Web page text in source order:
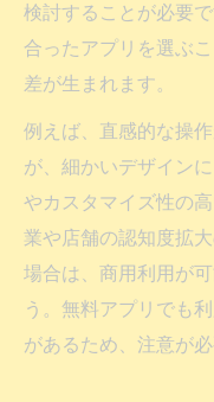
検討することが必要
合ったアプリを選ぶ
差が生まれます。
例えば、直感的な操
が、細かいデザイン
やカスタマイズ性の
業や店舗の認知度拡
場合は、商用利用が
う。無料アプリでも
があるため、注意が必